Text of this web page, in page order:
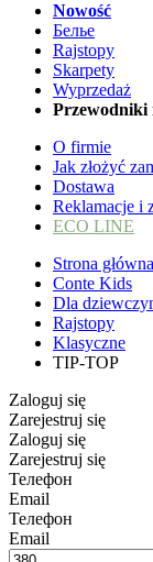
Nowość
Белье
Rajstopy
Skarpety
Wyprzedaż
Przewodniki
O firmie
Jak złożyć
Dostawa
Reklamacje i
ECO LINE
Strona główna
Conte Kids
Dla
Rajstopy
Klasyczne
TIP-TOP
Zaloguj się
Zarejestruj się
Zaloguj się
Zarejestruj się
Телефон
Email
Телефон
Email